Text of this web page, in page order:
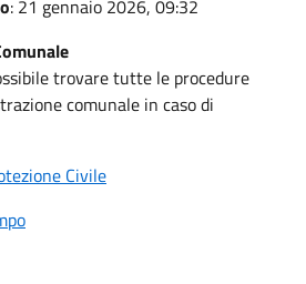
: 21 gennaio 2026, 09:32
trovare tutte le procedure
comunale in caso di
Civile